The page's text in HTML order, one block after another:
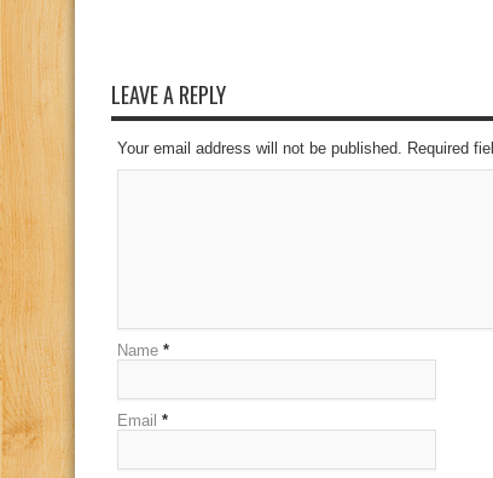
LEAVE A REPLY
Your email address will not be published. Required
Name *
Email *